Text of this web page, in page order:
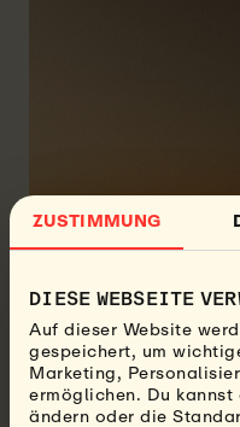
ZUSTIMMUNG
DIESE WEBSEITE
Auf dieser Website
gespeichert, um
Marketing,
ermöglichen. Du
ändern oder die